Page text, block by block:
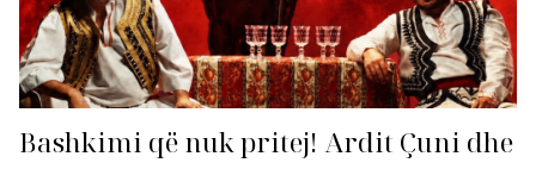
Bashkimi që nuk pritej! Ardit Çuni dhe